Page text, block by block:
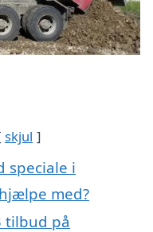
skjul
speciale i
med?
tilbud på